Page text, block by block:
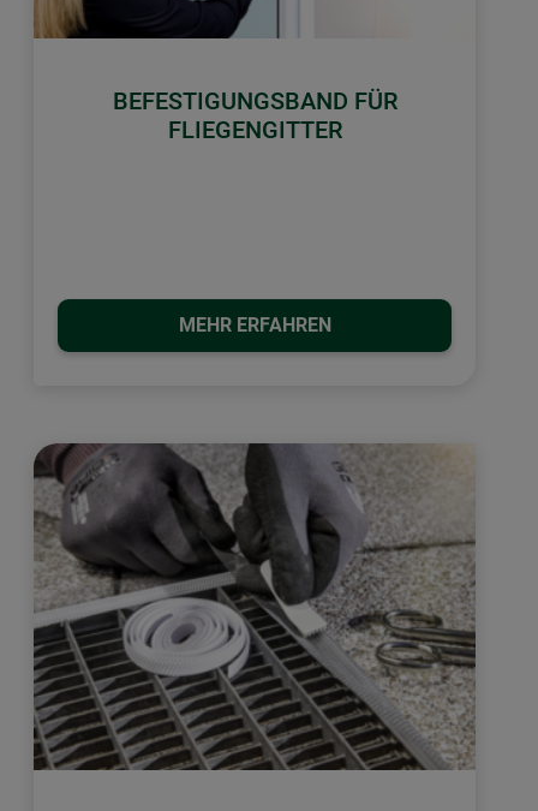
BEFESTIGUNGSBAND FÜR
FLIEGENGITTER
MEHR ERFAHREN